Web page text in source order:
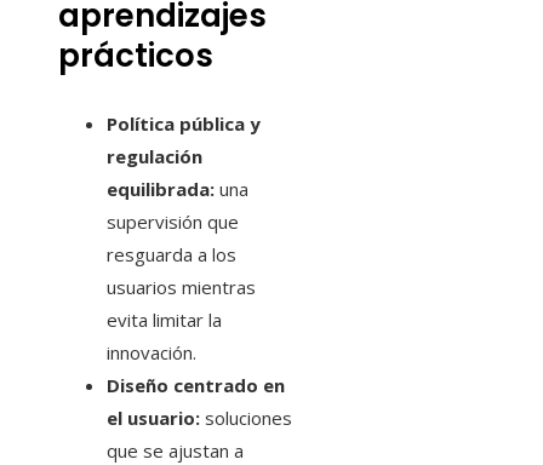
aprendizajes
prácticos
Política pública y
regulación
equilibrada: una
supervisión que
resguarda a los
usuarios mientras
evita limitar la
innovación.
Diseño centrado en
el usuario: soluciones
que se ajustan a